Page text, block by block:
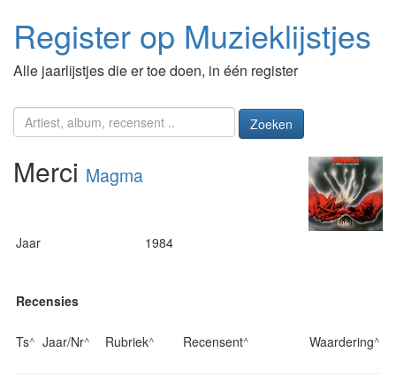
Register op Muzieklijstjes
Alle jaarlijstjes die er toe doen, in één register
Zoeken
Merci Magma
Jaar 1984
Recensies
Ts^ Jaar/Nr^ Rubriek^ Recensent^ Waardering^